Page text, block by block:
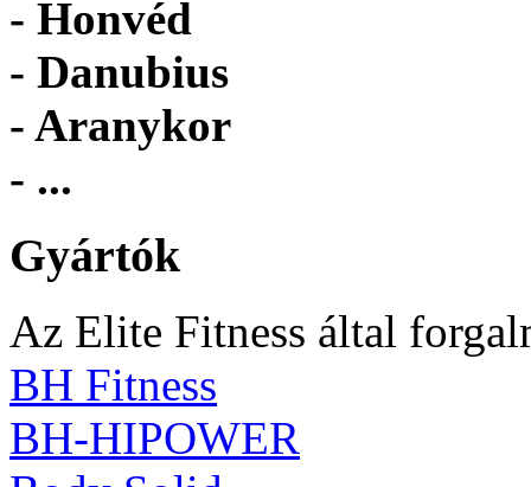
- Honvéd
- Danubius
- Aranykor
- ...
Gyártók
Az Elite Fitness által
BH Fitness
BH-HIPOWER